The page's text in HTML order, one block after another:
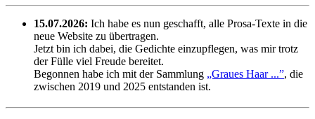
15.07.2026: Ich habe es nun geschafft, alle Prosa-Texte in die
neue Website zu übertragen.
Jetzt bin ich dabei, die Gedichte einzupflegen, was mir trotz
der Fülle viel Freude bereitet.
Begonnen habe ich mit der Sammlung „Graues Haar ...”, die
zwischen 2019 und 2025 entstanden ist.